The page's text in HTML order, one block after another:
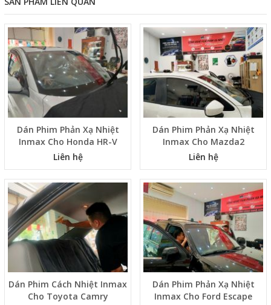
Dán Phim Phản Xạ Nhiệt
Inmax Cho Honda HR-V
Liên hệ
Dán Phim Phản Xạ Nhiệt
Inmax Cho Mazda2
Liên hệ
Dán Phim Cách Nhiệt Inmax
Cho Toyota Camry
Dán Phim Phản Xạ Nhiệt
Inmax Cho Ford Escape